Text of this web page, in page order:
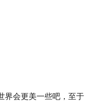
界会更美一些吧，至于